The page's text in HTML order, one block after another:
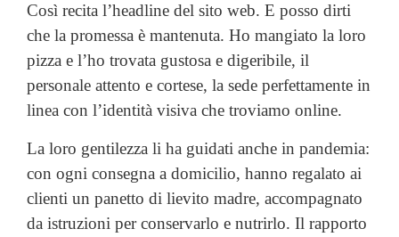
Così recita l’headline del sito web. E posso dirti
che la promessa è mantenuta. Ho mangiato la loro
pizza e l’ho trovata gustosa e digeribile, il
personale attento e cortese, la sede perfettamente in
linea con l’identità visiva che troviamo online.
La loro gentilezza li ha guidati anche in pandemia:
con ogni consegna a domicilio, hanno regalato ai
clienti un panetto di lievito madre, accompagnato
da istruzioni per conservarlo e nutrirlo. Il rapporto